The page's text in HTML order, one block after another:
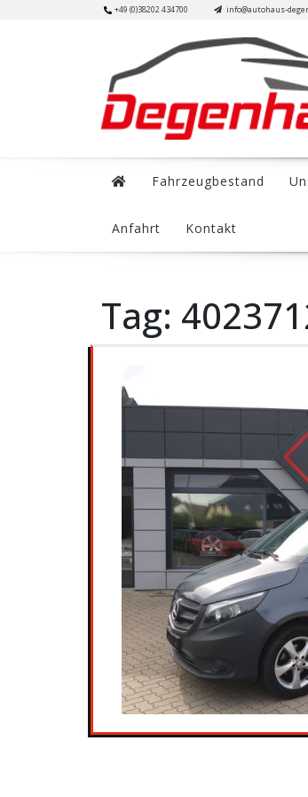
+49 (0)38202 434700 info@autohaus-
Fahrzeugbestand
Anfahrt Kontakt
Tag: